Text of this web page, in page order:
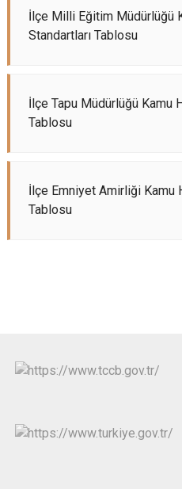
İlçe Milli Eğitim Müdürlüğü
Standartları Tablosu
İlçe Tapu Müdürlüğü Kamu
Tablosu
İlçe Emniyet Amirliği Kamu
Tablosu